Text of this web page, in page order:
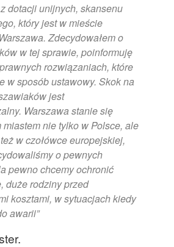
dotacji unijnych, skansenu
który jest w mieście
Zdecydowałem o
w tej sprawie, poinformuję
rozwiązaniach, które
w sposób ustawowy. Skok na
jest
Warszawa stanie się
nie tylko w Polsce, ale
w czołówce europejskiej,
o pewnych
pewno chcemy ochronić
duże rodziny przed
kosztami, w sytuacjach kiedy
awarii”